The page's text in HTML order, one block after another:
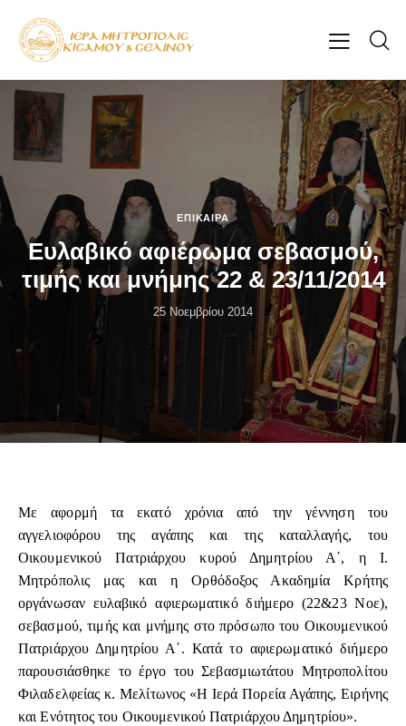
ΕΠΊΚΑΙΡΑ
Ευλαβικό αφιέρωμα σεβασμού,
τιμής και μνήμης 22 & 23/11/2014
25 Νοεμβρίου 2014
Με αφορμή τα εκατό χρόνια από την γέννηση του
αγγελιοφόρου της αγάπης και της καταλλαγής, του
Οικουμενικού Πατριάρχου κυρού Δημητρίου Α΄, η Ι.
Μητρόπολις μας και η Ορθόδοξος Ακαδημία Κρήτης
οργάνωσαν ευλαβικό αφιερωματικό διήμερο (22&23 Νοε),
σεβασμού, τιμής και μνήμης στο πρόσωπο του Οικουμενικού
Πατριάρχου Δημητρίου Α΄. Κατά το αφιερωματικό διήμερο
παρουσιάσθηκε το έργο του Σεβασμιωτάτου Μητροπολίτου
Φιλαδελφείας κ. Μελίτωνος «Η Ιερά Πορεία Αγάπης, Ειρήνης
και Ενότητος του Οικουμενικού Πατριάρχου Δημητρίου».